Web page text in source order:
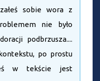
sobie wora z
nie było
podbrzusza....
po prostu
w tekście jest